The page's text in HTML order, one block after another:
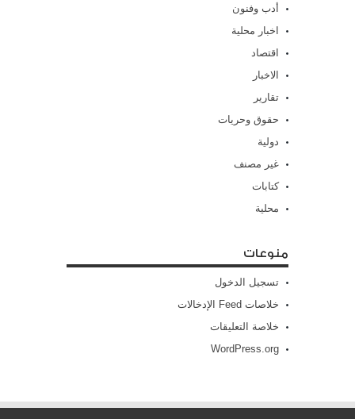
أدب وفنون
اخبار محلية
اقتصاد
الاخبار
تقارير
حقوق وحريات
دولية
غير مصنف
كتابات
محلية
منوعات
تسجيل الدخول
خلاصات Feed الإدخالات
خلاصة التعليقات
WordPress.org